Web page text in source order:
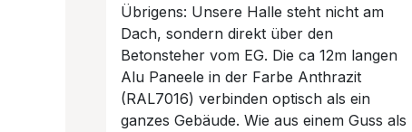
Übrigens: Unsere Halle steht nicht am
Dach, sondern direkt über den
Betonsteher vom EG. Die ca 12m langen
Alu Paneele in der Farbe Anthrazit
(RAL7016) verbinden optisch als ein
ganzes Gebäude. Wie aus einem Guss als